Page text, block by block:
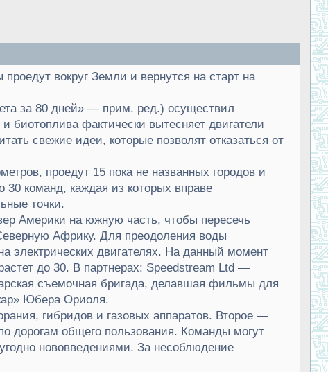
вокруг Земли и вернутся на старт на
за 80 дней» — прим. ред.) осуществил
биотоплива фактически вытесняет двигатели
свежие идеи, которые позволят отказаться от
проедут 15 пока не названных городов и
30 команд, каждая из которых вправе
точки.
Америки на южную часть, чтобы пересечь
Африку. Для преодоления воды
электрических двигателях. На данный момент
до 30. В партнерах: Speedstream Ltd —
съемочная бригада, делавшая фильмы для
Юбера Ориоля.
гибридов и газовых аппаратов. Второе —
дорогам общего пользования. Команды могут
нововведениями. За несоблюдение